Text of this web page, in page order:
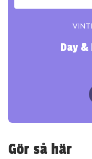
Day
Gör så här